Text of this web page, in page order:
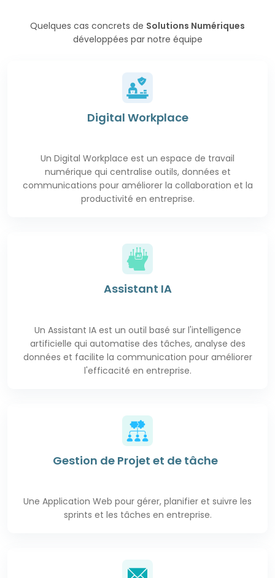
Quelques cas concrets de Solutions Numériques
développées par notre équipe
Digital Workplace
Un Digital Workplace est un espace de travail
numérique qui centralise outils, données et
communications pour améliorer la collaboration et la
productivité en entreprise.
Assistant IA
Un Assistant IA est un outil basé sur l'intelligence
artificielle qui automatise des tâches, analyse des
données et facilite la communication pour améliorer
l'efficacité en entreprise.
Gestion de Projet et de tâche
Une Application Web pour gérer, planifier et suivre les
sprints et les tâches en entreprise.